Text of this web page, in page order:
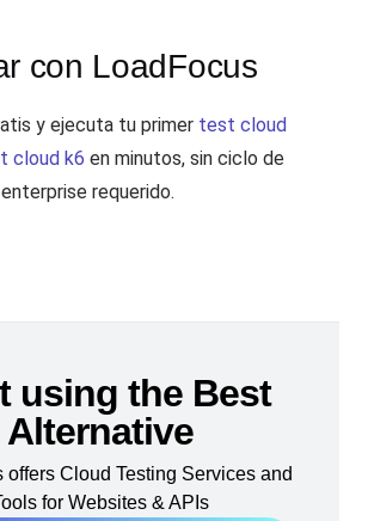
con LoadFocus
y ejecuta tu primer test cloud
cloud k6 en minutos, sin ciclo de
requerido.
using the Best
Alternative
offers Cloud Testing Services and
for Websites & APIs